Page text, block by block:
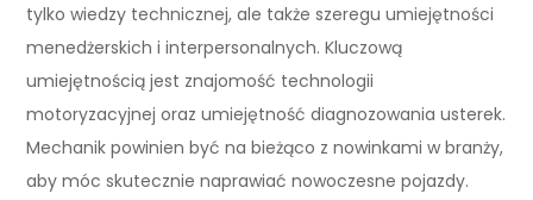
tylko wiedzy technicznej, ale także szeregu umiejętności
menedżerskich i interpersonalnych. Kluczową
umiejętnością jest znajomość technologii
motoryzacyjnej oraz umiejętność diagnozowania usterek.
Mechanik powinien być na bieżąco z nowinkami w branży,
aby móc skutecznie naprawiać nowoczesne pojazdy.